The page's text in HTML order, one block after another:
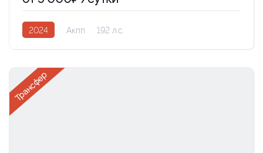
2024 Акпп 192 л.с.
Трансфер